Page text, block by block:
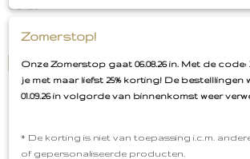
€ 24,95
Op voorraad
IN WINKELWAGEN
Zomerstop!
Onze Zomerstop gaat 06.08.26 in. Met de code:
je met maar liefst 25% korting! De bestelllingen
01.09.26 in volgorde van binnenkomst weer
* De korting is niet van toepassing i.c.m.
of gepersonaliseerde producten.